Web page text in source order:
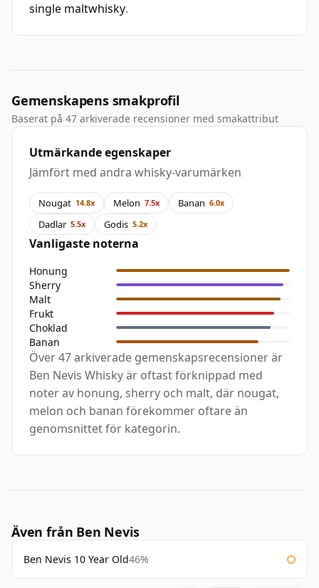
single maltwhisky.
Gemenskapens smakprofil
Baserat på 47 arkiverade recensioner med smakattribut
Utmärkande egenskaper
Jämfört med andra whisky-varumärken
Nougat 14.8x Melon 7.5x Banan 6.0x
Dadlar 5.5x Godis 5.2x
Vanligaste noterna
Honung
Sherry
Malt
Frukt
Choklad
Banan
Över 47 arkiverade gemenskapsrecensioner är
Ben Nevis Whisky är oftast förknippad med
noter av honung, sherry och malt, där nougat,
melon och banan förekommer oftare än
genomsnittet för kategorin.
Även från Ben Nevis
Ben Nevis 10 Year Old46%